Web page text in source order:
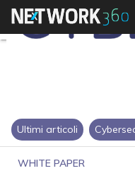
Ultimi articoli
WHITE PAPER